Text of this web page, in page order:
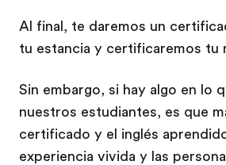
Al final, te daremos un
tu estancia y certificaremos tu
Sin embargo, si hay algo en lo
nuestros estudiantes, es que
certificado y el inglés
experiencia vivida y las